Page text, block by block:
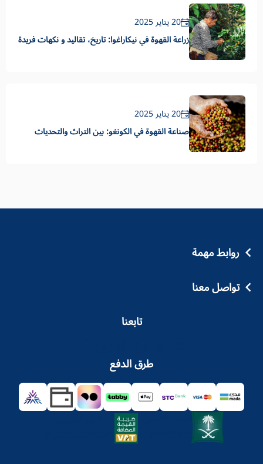
20 يناير 2025
زراعة القهوة في نيكاراغوا: تاريخ، تقاليد و نكهات فريدة
20 يناير 2025
صناعة القهوة في الكونغو: بين التراث والتحديات
روابط مهمة
تواصل معنا
تابعنا
طرق الدفع
السجل التجاري
310062489200003